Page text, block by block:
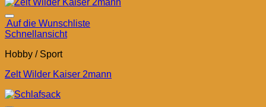
Auf die Wunschliste
Schnellansicht
Hobby / Sport
Zelt Wilder Kaiser 2mann